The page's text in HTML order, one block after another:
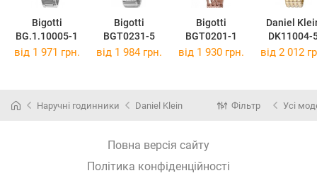
Bigotti
BG.1.10005-1
Bigotti
BGT0231-5
Bigotti
BGT0201-1
Daniel
DK11004-
від 1 971 грн. від 1 984 грн. від 1 930 грн. від 2 012
Наручні годинники Daniel Klein Фільтр Усі
Повна версія сайту
Політика конфіденційності